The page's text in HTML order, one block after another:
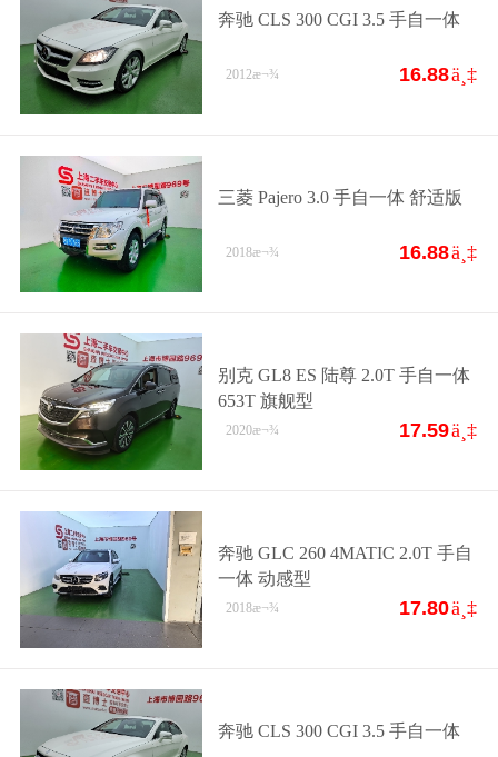
奔驰 CLS 300 CGI 3.5 手自一体
16.88ä¸‡
2012æ¬¾
三菱 Pajero 3.0 手自一体 舒适版
16.88ä¸‡
2018æ¬¾
别克 GL8 ES 陆尊 2.0T 手自一体
653T 旗舰型
17.59ä¸‡
2020æ¬¾
奔驰 GLC 260 4MATIC 2.0T 手自
一体 动感型
17.80ä¸‡
2018æ¬¾
奔驰 CLS 300 CGI 3.5 手自一体